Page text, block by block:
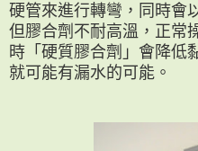
硬管來進行轉彎， 同時會
但膠合劑不耐高溫，正常
時「硬質膠合劑」會降低
就可能有漏水的可能。